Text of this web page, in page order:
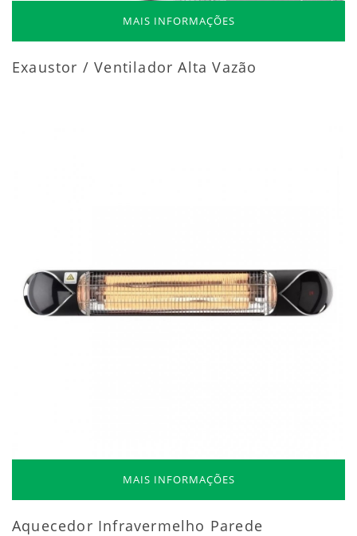
MAIS INFORMAÇÕES
Exaustor / Ventilador Alta Vazão
MAIS INFORMAÇÕES
Aquecedor Infravermelho Parede